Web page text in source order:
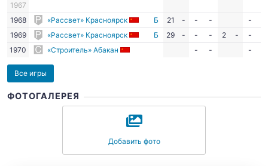
1967
1968
«Рассвет» Красноярск Б 21 - - - -
1969
«Рассвет» Красноярск Б 29 - - - 2 - -
1970
«Строитель» Абакан - - -
Все игры
ФОТОГАЛЕРЕЯ
Добавить фото